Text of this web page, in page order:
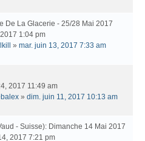
De La Glacerie - 25/28 Mai 2017
1:04 pm
» mar. juin 13, 2017 7:33 am
2017 11:49 am
» dim. juin 11, 2017 10:13 am
- Suisse): Dimanche 14 Mai 2017
2017 7:21 pm